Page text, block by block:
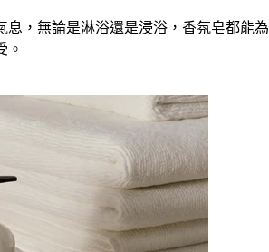
息，無論是淋浴還是浸浴，香氛皂都能為
。